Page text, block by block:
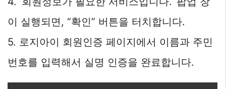
이 실행되면, “확인” 버튼을 터치합니다.
5. 로지아이 회원인증 페이지에서 이름과 주민
번호를 입력해서 실명 인증을 완료합니다.